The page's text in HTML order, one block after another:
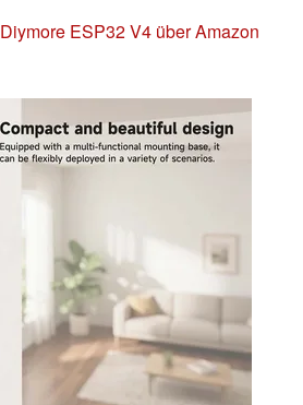
Diymore ESP32 V4 über Amazon